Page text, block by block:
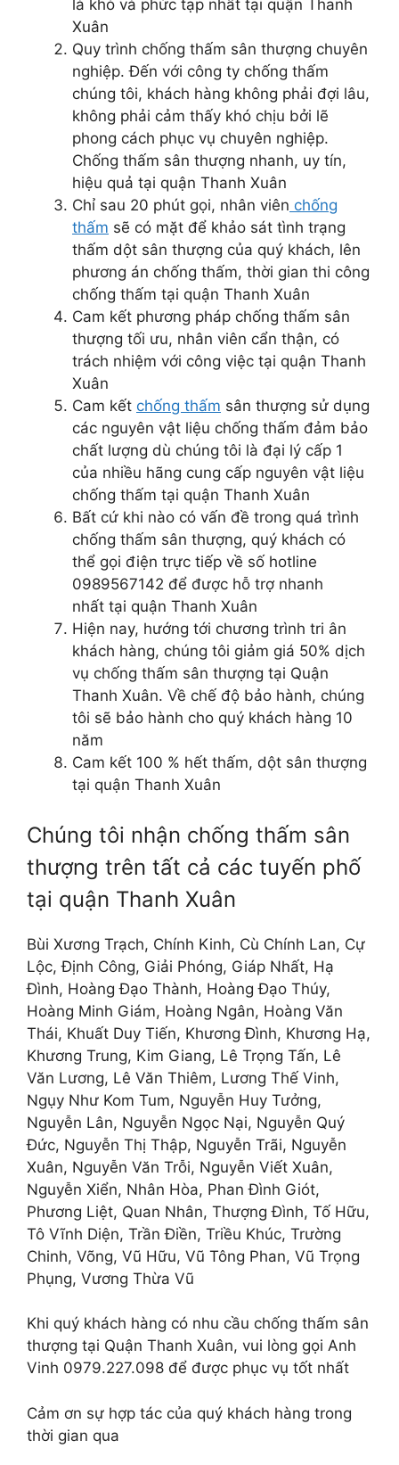
là khó và phức tạp nhất tại quận Thanh
Xuân
Quy trình chống thấm sân thượng chuyên
nghiệp. Đến với công ty chống thấm
chúng tôi, khách hàng không phải đợi lâu,
không phải cảm thấy khó chịu bởi lẽ
phong cách phục vụ chuyên nghiệp.
Chống thấm sân thượng nhanh, uy tín,
hiệu quả tại quận Thanh Xuân
Chỉ sau 20 phút gọi, nhân viên chống
thấm sẽ có mặt để khảo sát tình trạng
thấm dột sân thượng của quý khách, lên
phương án chống thấm, thời gian thi công
chống thấm tại quận Thanh Xuân
Cam kết phương pháp chống thấm sân
thượng tối ưu, nhân viên cẩn thận, có
trách nhiệm với công việc tại quận Thanh
Xuân
Cam kết chống thấm sân thượng sử dụng
các nguyên vật liệu chống thấm đảm bảo
chất lượng dù chúng tôi là đại lý cấp 1
của nhiều hãng cung cấp nguyên vật liệu
chống thấm tại quận Thanh Xuân
Bất cứ khi nào có vấn đề trong quá trình
chống thấm sân thượng, quý khách có
thể gọi điện trực tiếp về số hotline
0989567142 để được hỗ trợ nhanh
nhất tại quận Thanh Xuân
Hiện nay, hướng tới chương trình tri ân
khách hàng, chúng tôi giảm giá 50% dịch
vụ chống thấm sân thượng tại Quận
Thanh Xuân. Về chế độ bảo hành, chúng
tôi sẽ bảo hành cho quý khách hàng 10
năm
Cam kết 100 % hết thấm, dột sân thượng
tại quận Thanh Xuân
Chúng tôi nhận chống thấm sân
thượng trên tất cả các tuyến phố
tại quận Thanh Xuân
Bùi Xương Trạch, Chính Kinh, Cù Chính Lan, Cự
Lộc, Định Công, Giải Phóng, Giáp Nhất, Hạ
Đình, Hoàng Đạo Thành, Hoàng Đạo Thúy,
Hoàng Minh Giám, Hoàng Ngân, Hoàng Văn
Thái, Khuất Duy Tiến, Khương Đình, Khương Hạ,
Khương Trung, Kim Giang, Lê Trọng Tấn, Lê
Văn Lương, Lê Văn Thiêm, Lương Thế Vinh,
Ngụy Như Kom Tum, Nguyễn Huy Tưởng,
Nguyễn Lân, Nguyễn Ngọc Nại, Nguyễn Quý
Đức, Nguyễn Thị Thập, Nguyễn Trãi, Nguyễn
Xuân, Nguyễn Văn Trỗi, Nguyễn Viết Xuân,
Nguyễn Xiển, Nhân Hòa, Phan Đình Giót,
Phương Liệt, Quan Nhân, Thượng Đình, Tố Hữu,
Tô Vĩnh Diện, Trần Điền, Triều Khúc, Trường
Chinh, Võng, Vũ Hữu, Vũ Tông Phan, Vũ Trọng
Phụng, Vương Thừa Vũ
Khi quý khách hàng có nhu cầu chống thấm sân
thượng tại Quận Thanh Xuân, vui lòng gọi Anh
Vinh 0979.227.098 để được phục vụ tốt nhất
Cảm ơn sự hợp tác của quý khách hàng trong
thời gian qua